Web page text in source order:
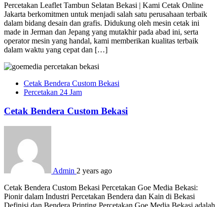
Percetakan Leaflet Tambun Selatan Bekasi | Kami Cetak Online
Jakarta berkomitmen untuk menjadi salah satu perusahaan terbaik
dalam bidang desain dan grafis. Didukung oleh mesin cetak ini
made in Jerman dan Jepang yang mutakhir pada abad ini, serta
operator mesin yang handal, kami memberikan kualitas terbaik
dalam waktu yang cepat dan […]
Cetak Bendera Custom Bekasi
Percetakan 24 Jam
Cetak Bendera Custom Bekasi
Admin 2 years ago
Cetak Bendera Custom Bekasi Percetakan Goe Media Bekasi:
Pionir dalam Industri Percetakan Bendera dan Kain di Bekasi
Definisi dan Bendera Printing Percetakan Goe Media Bekasi adalah